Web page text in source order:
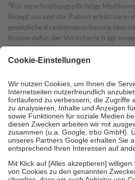
4Für verschreibungspflichtige
Rezept aus und der Patient erhält sie in
gesetzliche Krankenversicherung
Kosten dafür, der Versicherte trägt
mit.
Grundsätzlich leisten Mitglieder
höchstens zehn Euro.
Es sind jedoch nie
Kosten der Leistung zu entrichten.
Diese Regeln gelten grundsätzlich auch
Bei Heilmitteln und häuslicher
Zuzahlung zehn Prozent der Kosten
Verordnung.
Um das Engagement der Versicherten
stärken und die besondere Stellung der
fallenkeine Zuzahlungenan bei:
• Kindern und Jugendlichen bis zum